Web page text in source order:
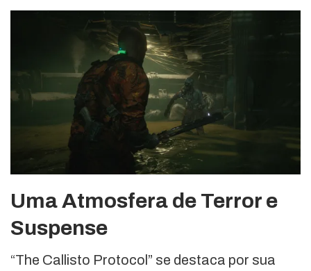
Uma Atmosfera de Terror e
Suspense
“The Callisto Protocol” se destaca por sua